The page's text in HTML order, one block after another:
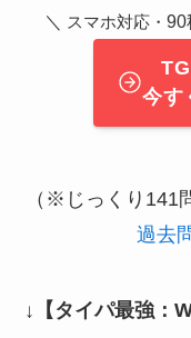
＼ スマホ対応・ 90
今す
（※じっくり141
過去
↓ 【タイパ最強：